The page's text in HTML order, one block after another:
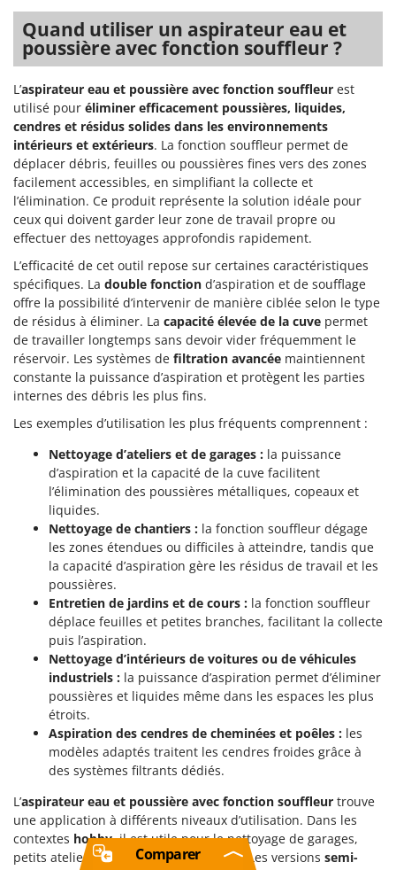
Quand utiliser un aspirateur eau et
poussière avec fonction souffleur ?
L’aspirateur eau et poussière avec fonction souffleur est
utilisé pour éliminer efficacement poussières, liquides,
cendres et résidus solides dans les environnements
intérieurs et extérieurs. La fonction souffleur permet de
déplacer débris, feuilles ou poussières fines vers des zones
facilement accessibles, en simplifiant la collecte et
l’élimination. Ce produit représente la solution idéale pour
ceux qui doivent garder leur zone de travail propre ou
effectuer des nettoyages approfondis rapidement.
L’efficacité de cet outil repose sur certaines caractéristiques
spécifiques. La double fonction d’aspiration et de soufflage
offre la possibilité d’intervenir de manière ciblée selon le type
de résidus à éliminer. La capacité élevée de la cuve permet
de travailler longtemps sans devoir vider fréquemment le
réservoir. Les systèmes de filtration avancée maintiennent
constante la puissance d’aspiration et protègent les parties
internes des débris les plus fins.
Les exemples d’utilisation les plus fréquents comprennent :
Nettoyage d’ateliers et de garages : la puissance
d’aspiration et la capacité de la cuve facilitent
l’élimination des poussières métalliques, copeaux et
liquides.
Nettoyage de chantiers : la fonction souffleur dégage
les zones étendues ou difficiles à atteindre, tandis que
la capacité d’aspiration gère les résidus de travail et les
poussières.
Entretien de jardins et de cours : la fonction souffleur
déplace feuilles et petites branches, facilitant la collecte
puis l’aspiration.
Nettoyage d’intérieurs de voitures ou de véhicules
industriels : la puissance d’aspiration permet d’éliminer
poussières et liquides même dans les espaces les plus
étroits.
Aspiration des cendres de cheminées et poêles : les
modèles adaptés traitent les cendres froides grâce à
des systèmes filtrants dédiés.
L’aspirateur eau et poussière avec fonction souffleur trouve
une application à différents niveaux d’utilisation. Dans les
contextes hobby, il est utile pour le nettoyage de garages,
petits ateliers et espaces domestiques. Les versions semi-
Comparer